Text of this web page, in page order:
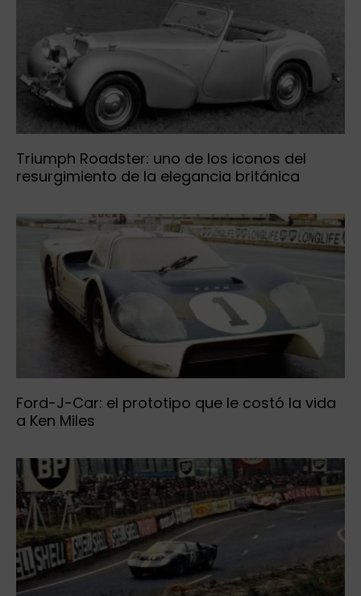
Triumph Roadster: uno de los iconos del
resurgimiento de la elegancia británica
Ford-J-Car: el prototipo que le costó la vida
a Ken Miles